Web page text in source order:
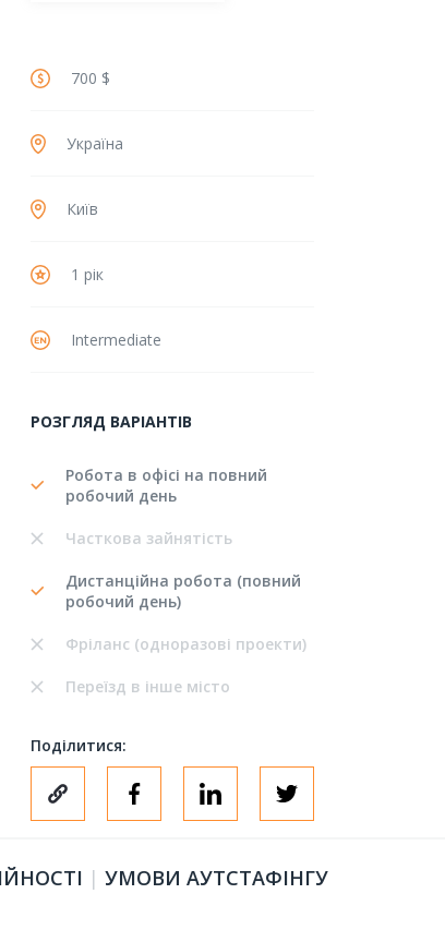
700 $
Україна
Київ
1 рік
Intermediate
РОЗГЛЯД ВАРІАНТІВ
Робота в офісі на повний
робочий день
Часткова зайнятість
Дистанційна робота (повний
робочий день)
Фріланс (одноразові проекти)
Переїзд в інше місто
Поділитися:
|УМОВИ АУТСТАФІНГУ